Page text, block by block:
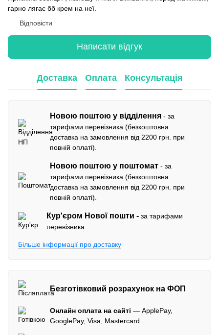
гарно лягає бб крем на неї.
Відповісти
Написати відгук
Доставка Оплата Консультація
Новою поштою у відділення - за
тарифами перевізника (безкоштовна
доставка на замовлення від 2200 грн. при
повній оплаті).
Новою поштою у поштомат - за
тарифами перевізника (безкоштовна
доставка на замовлення від 2200 грн. при
повній оплаті).
Кур'єром Нової пошти -за тарифами
перевізника.
Більше інформації про доставку
Безготівковий розрахунок на ФОП
Онлайн оплата на сайті — ApplePay,
GooglePay, Visa, Mastercard